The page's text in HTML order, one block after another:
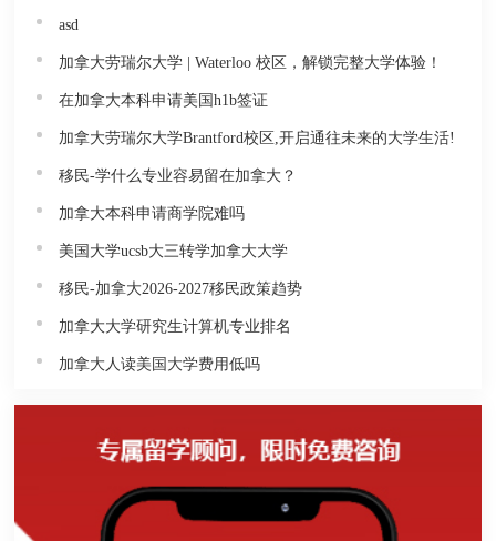
asd
加拿大劳瑞尔大学 | Waterloo 校区，解锁完整大学体验！
在加拿大本科申请美国h1b签证
加拿大劳瑞尔大学Brantford校区,开启通往未来的大学生活!
移民-学什么专业容易留在加拿大？
加拿大本科申请商学院难吗
美国大学ucsb大三转学加拿大大学
移民-加拿大2026-2027移民政策趋势
加拿大大学研究生计算机专业排名
加拿大人读美国大学费用低吗